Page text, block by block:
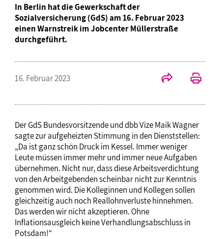
In Berlin hat die Gewerkschaft der
Sozialversicherung (GdS) am 16. Februar 2023
einen Warnstreik im Jobcenter Müllerstraße
durchgeführt.
16. Februar 2023
Der GdS Bundesvorsitzende und dbb Vize Maik Wagner
sagte zur aufgeheizten Stimmung in den Dienststellen:
„Da ist ganz schön Druck im Kessel. Immer weniger
Leute müssen immer mehr und immer neue Aufgaben
übernehmen. Nicht nur, dass diese Arbeitsverdichtung
von den Arbeitgebenden scheinbar nicht zur Kenntnis
genommen wird. Die Kolleginnen und Kollegen sollen
gleichzeitig auch noch Reallohnverluste hinnehmen.
Das werden wir nicht akzeptieren. Ohne
Inflationsausgleich keine Verhandlungsabschluss in
Potsdam!“